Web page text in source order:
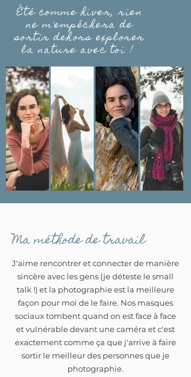
Été comme hiver, rien
ne m'empêchera de
sortir dehors explorer
la nature avec toi !
Ma méthode de travail
J'aime rencontrer et connecter de manière
sincère avec les gens (je déteste le small
talk !) et la photographie est la meilleure
façon pour moi de le faire. Nos masques
sociaux tombent quand on est face à face
et vulnérable devant une caméra et c'est
exactement comme ça que j'arrive à faire
sortir le meilleur des personnes que je
photographie.